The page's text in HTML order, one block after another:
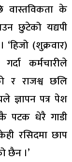
वास्तविकता के
छुटेको यद्यपी
(शुक्रवार)
कर्मचारीले
र राजश्व छलि
ज्ञापन पत्र पेश
पटक धेरै गाडी
रसिदमा छाप
छैन ।’